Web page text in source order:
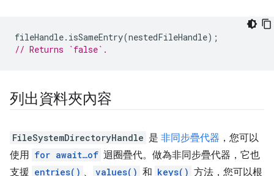
fileHandle. isSameEntry(nestedFileHandle);
// Returns `false`.
列出資料夾內容
FileSystemDirectoryHandle 是 非同步疊代器 ，您可以
使用 for await…of 迴圈疊代。做為非同步疊代器，它也
支援 entries() 、 values() 和 keys() 方法，您可以根